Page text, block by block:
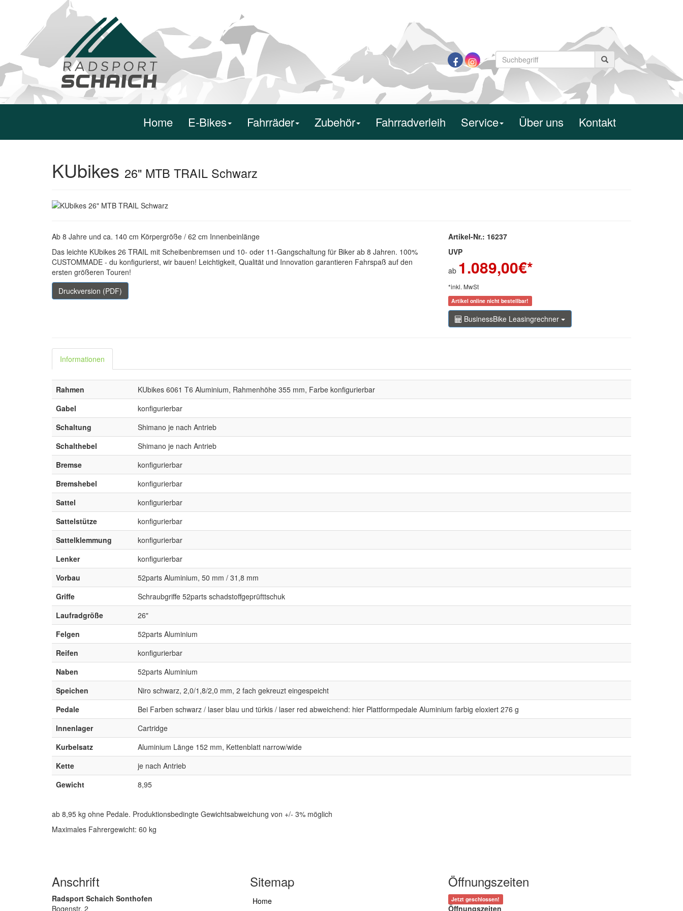
Home E-Bikes Fahrräder Zubehör Fahrradverleih Service Über uns Kontakt
KUbikes 26" MTB TRAIL Schwarz
Ab 8 Jahre und ca. 140 cm Körpergröße / 62 cm Innenbeinlänge
Das leichte KUbikes 26 TRAIL mit Scheibenbremsen und 10- oder 11-Gangschaltung für Biker ab 8 Jahren. 100%
CUSTOMMADE - du konfigurierst, wir bauen! Leichtigkeit, Qualität und Innovation garantieren Fahrspaß auf den
ersten größeren Touren!
Druckversion (PDF)
Artikel-Nr.: 16237
UVP
ab 1.089,00€*
*inkl. MwSt
Artikel online nicht bestellbar!
BusinessBike Leasingrechner
Informationen
Rahmen
KUbikes 6061 T6 Aluminium, Rahmenhöhe 355 mm, Farbe konfigurierbar
Gabel
konfigurierbar
Schaltung
Shimano je nach Antrieb
Schalthebel
Shimano je nach Antrieb
Bremse
konfigurierbar
Bremshebel
konfigurierbar
Sattel
konfigurierbar
Sattelstütze
konfigurierbar
Sattelklemmung
konfigurierbar
Lenker
konfigurierbar
Vorbau
52parts Aluminium, 50 mm / 31,8 mm
Griffe
Schraubgriffe 52parts schadstoffgeprüfttschuk
Laufradgröße
26"
Felgen
52parts Aluminium
Reifen
konfigurierbar
Naben
52parts Aluminium
Speichen
Niro schwarz, 2,0/1,8/2,0 mm, 2 fach gekreuzt eingespeicht
Pedale
Bei Farben schwarz / laser blau und türkis / laser red abweichend: hier Plattformpedale Aluminium farbig eloxiert 276 g
Innenlager
Cartridge
Kurbelsatz
Aluminium Länge 152 mm, Kettenblatt narrow/wide
Kette
je nach Antrieb
Gewicht
8,95
ab 8,95 kg ohne Pedale. Produktionsbedingte Gewichtsabweichung von +/- 3% möglich
Maximales Fahrergewicht: 60 kg
Anschrift
Radsport Schaich Sonthofen
Bogenstr. 2
Sitemap
Home
Öffnungszeiten
Jetzt geschlossen!
Öffnungszeiten